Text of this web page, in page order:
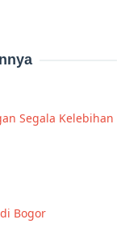
Segala Kelebihan
Bogor